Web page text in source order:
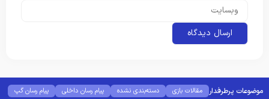
موضوعات پرطرفدار مقالات بازی دسته‌بندی نشده پیام رسان داخلی
پیام رسان گپ